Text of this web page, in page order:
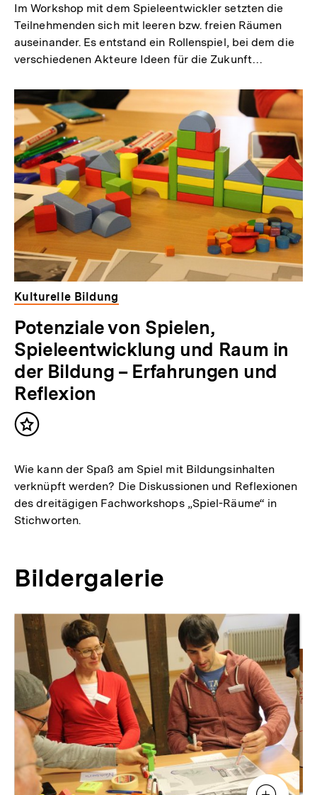
Im Workshop mit dem Spieleentwickler setzten die
Teilnehmenden sich mit leeren bzw. freien Räumen
auseinander. Es entstand ein Rollenspiel, bei dem die
verschiedenen Akteure Ideen für die Zukunft…
Kulturelle Bildung
Potenziale von Spielen,
Spieleentwicklung und Raum in
der Bildung – Erfahrungen und
Reflexion
Inhalt
Wie kann der Spaß am Spiel mit Bildungsinhalten
verknüpft werden? Die Diskussionen und Reflexionen
des dreitägigen Fachworkshops „Spiel-Räume“ in
Stichworten.
Bildergalerie
Inhaltskarussell
überspringen
Zur
Zur